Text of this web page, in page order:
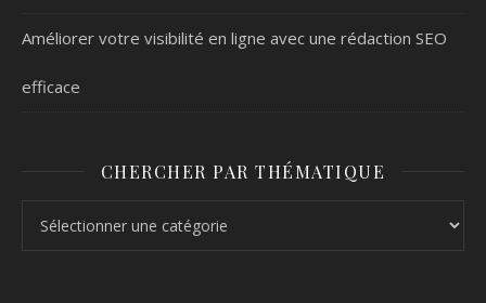
Améliorer votre visibilité en ligne avec une rédaction SEO
efficace
CHERCHER PAR THÉMATIQUE